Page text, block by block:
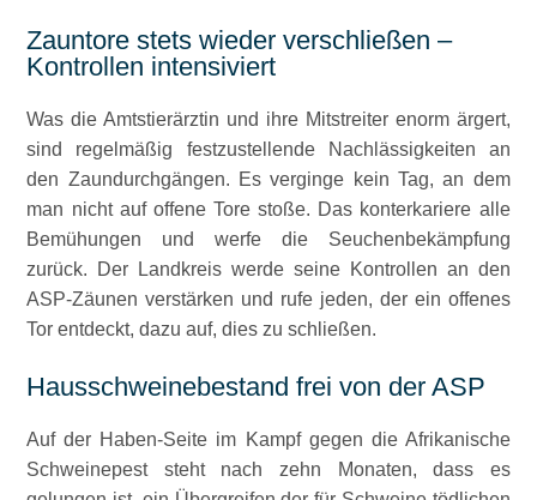
Zauntore stets wieder verschließen –
Kontrollen intensiviert
Was die Amtstierärztin und ihre Mitstreiter enorm ärgert,
sind regelmäßig festzustellende Nachlässigkeiten an
den Zaundurchgängen. Es verginge kein Tag, an dem
man nicht auf offene Tore stoße. Das konterkariere alle
Bemühungen und werfe die Seuchenbekämpfung
zurück. Der Landkreis werde seine Kontrollen an den
ASP-Zäunen verstärken und rufe jeden, der ein offenes
Tor entdeckt, dazu auf, dies zu schließen.
Hausschweinebestand frei von der ASP
Auf der Haben-Seite im Kampf gegen die Afrikanische
Schweinepest steht nach zehn Monaten, dass es